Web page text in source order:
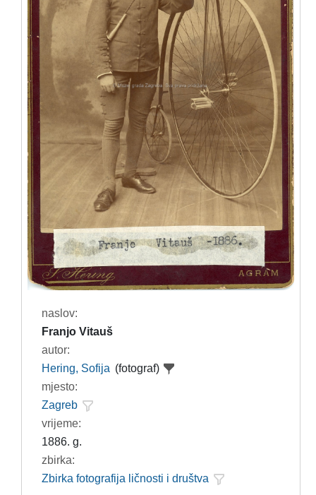
naslov:
Franjo Vitauš
autor:
Hering, Sofija (fotograf)
mjesto:
Zagreb
vrijeme:
1886. g.
zbirka:
Zbirka fotografija ličnosti i društva